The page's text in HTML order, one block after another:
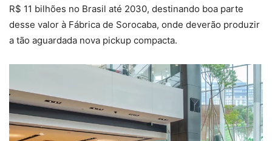
R$ 11 bilhões no Brasil até 2030, destinando boa parte
desse valor à Fábrica de Sorocaba, onde deverão produzir
a tão aguardada nova pickup compacta.